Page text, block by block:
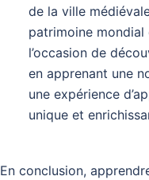
de la ville
patrimoine mondial
l’occasion de
en apprenant une
une expérience
unique et
En conclusion,